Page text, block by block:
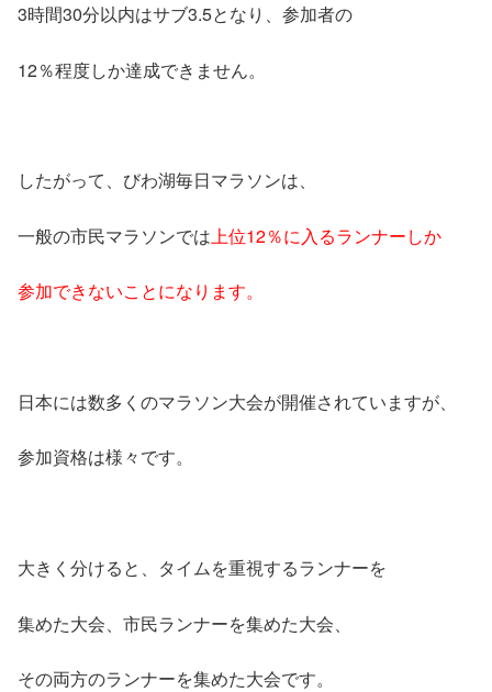
3時間30分以内はサブ3.5となり、参加者の
12％程度しか達成できません。
したがって、びわ湖毎日マラソンは、
一般の市民マラソンでは上位12％に入るランナーしか
参加できないことになります。
日本には数多くのマラソン大会が開催されていますが、
参加資格は様々です。
大きく分けると、タイムを重視するランナーを
集めた大会、市民ランナーを集めた大会、
その両方のランナーを集めた大会です。